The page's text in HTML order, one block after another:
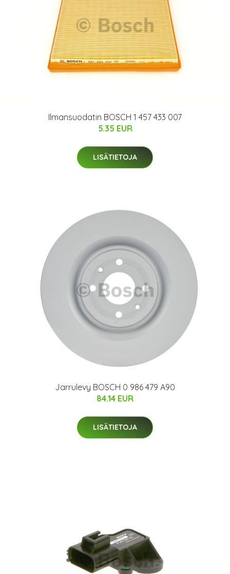
Ilmansuodatin BOSCH 1 457 433 007
5.35 EUR
LISÄTIETOJA
Jarrulevy BOSCH 0 986 479 A90
84.14 EUR
LISÄTIETOJA